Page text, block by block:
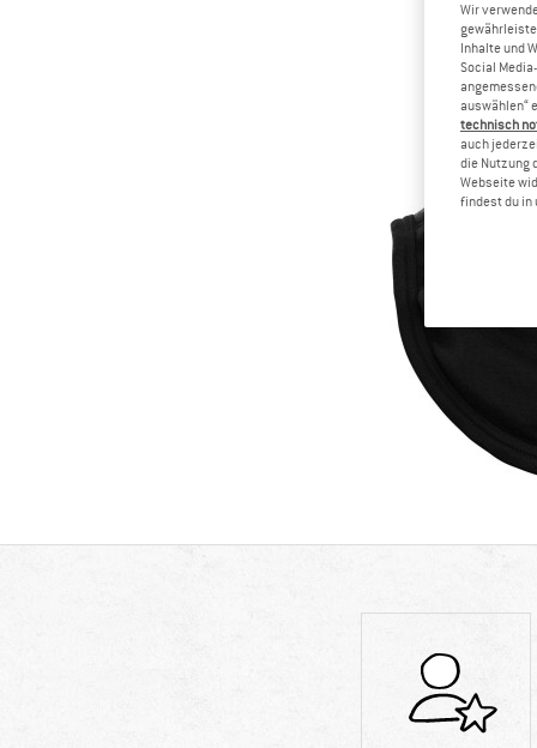
Wir
Inhalte und
Social
auswählen“
technisch
auch
die Nutzung
Webseite
findest du in